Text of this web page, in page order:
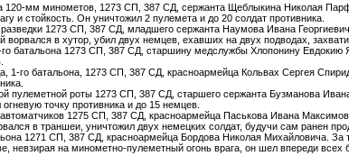
120-мм минометов, 1273 СП, 387 СД, сержанта Щеблыкина Николая
и стойкость. Он уничтожил 2 пулемета и до 20 солдат противника.
1273 СП, 387 СД, младшего сержанта Наумова Ивана
в хутор, убил двух немцев, ехавших на двух подводах,
го батальона 1273 СП, 387 СД, старшину медслужбы Хлопонину Евдокию
1-го батальона, 1273 СП, 387 СД, красноармейца Кольвах Сергея
пулеметной роты 1273 СП, 387 СД, старшего сержанта Бузманова
точку противника и до 15 немцев.
1275 СП, 387 СД, красноармейца Паськова Ивана
в траншеи, уничтожил двух немецких солдат, будучи сам ранен
1271 СП, 387 СД, красноармейца Бордова Николая Михайловича.
невзирая на минометно-пулеметный огонь врага, он шел впереди